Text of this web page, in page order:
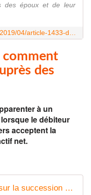
des époux et de leur
comment
des
à un
le débiteur
acceptent la
net.
La créance d'un copartageant sur la succession est soumise à la prescription de droit commun